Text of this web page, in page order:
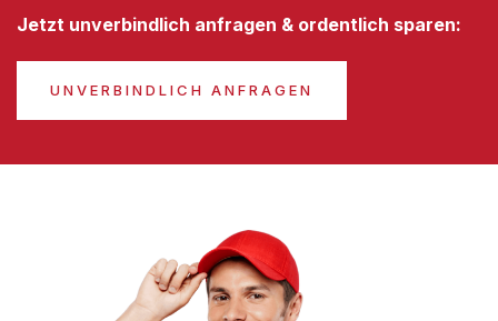
Jetzt unverbindlich anfragen & ordentlich sparen:
UNVERBINDLICH ANFRAGEN